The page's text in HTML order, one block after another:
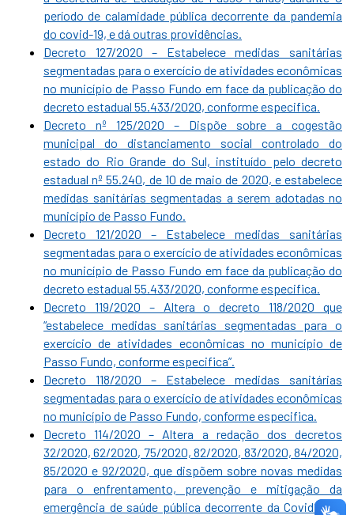
período de calamidade pública decorrente da pandemia
do covid-19, e dá outras providências.
Decreto 127/2020 – Estabelece medidas sanitárias
segmentadas para o exercício de atividades econômicas
no município de Passo Fundo em face da publicação do
decreto estadual 55.433/2020, conforme especifica.
Decreto nº 125/2020 – Dispõe sobre a cogestão
municipal do distanciamento social controlado do
estado do Rio Grande do Sul, instituído pelo decreto
estadual nº 55.240, de 10 de maio de 2020, e estabelece
medidas sanitárias segmentadas a serem adotadas no
município de Passo Fundo.
Decreto 121/2020 – Estabelece medidas sanitárias
segmentadas para o exercício de atividades econômicas
no município de Passo Fundo em face da publicação do
decreto estadual 55.433/2020, conforme especifica.
Decreto 119/2020 – Altera o decreto 118/2020 que
“estabelece medidas sanitárias segmentadas para o
exercício de atividades econômicas no município de
Passo Fundo, conforme especifica”.
Decreto 118/2020 – Estabelece medidas sanitárias
segmentadas para o exercício de atividades econômicas
no município de Passo Fundo, conforme especifica.
Decreto 114/2020 – Altera a redação dos decretos
32/2020, 62/2020, 75/2020, 82/2020, 83/2020, 84/2020,
85/2020 e 92/2020, que dispõem sobre novas medidas
para o enfrentamento, prevenção e mitigação da
emergência de saúde pública decorrente da Covid19 no